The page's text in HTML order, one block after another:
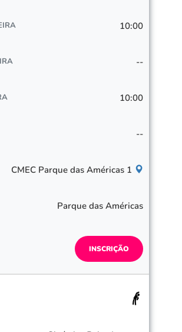
10:00
--
10:00
--
CMEC Parque das Américas 1
Parque das Américas
INSCRIÇÃO